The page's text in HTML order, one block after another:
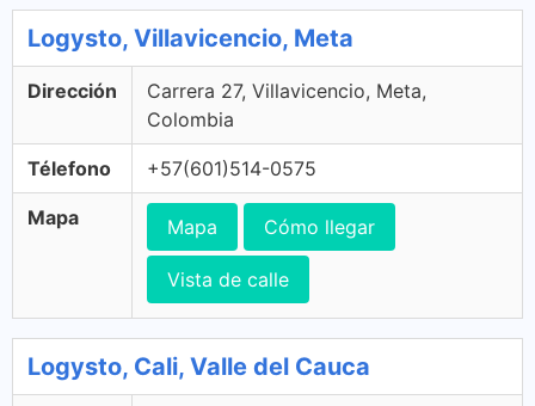
Logysto, Villavicencio, Meta
Dirección
Carrera 27, Villavicencio, Meta,
Colombia
Télefono +57(601)514-0575
Mapa Mapa Cómo llegar
Vista de calle
Logysto, Cali, Valle del Cauca